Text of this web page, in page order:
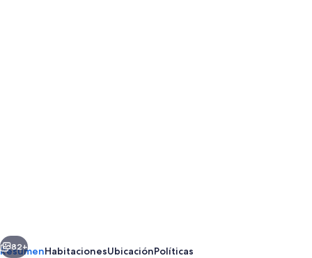
Siguiente
82+
ResumenHabitacionesUbicaciónPolíticas